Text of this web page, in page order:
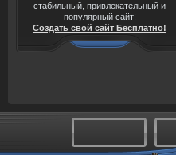
стабильный, привлекательный и
популярный сайт!
Создать свой сайт Бесплатно!